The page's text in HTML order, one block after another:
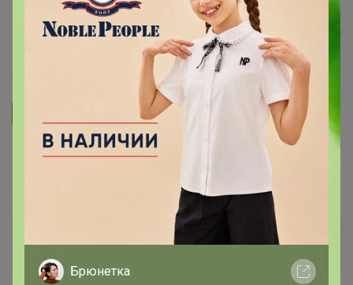
UNIQLO всегда есть РАСПРОДАЖА
3.1K 17.3K 893
Показаны записи 11-12
Брюнетка